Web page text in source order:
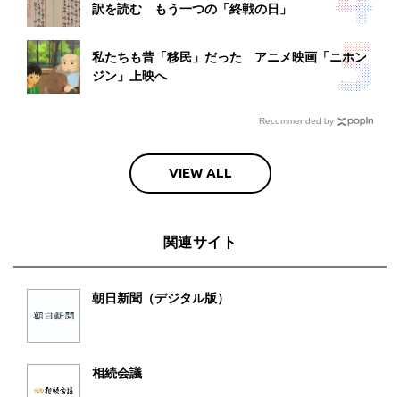
訳を読む もう一つの「終戦の日」
私たちも昔「移民」だった アニメ映画「ニホン
ジン」上映へ
Recommended by
VIEW ALL
関連サイト
朝日新聞（デジタル版）
相続会議